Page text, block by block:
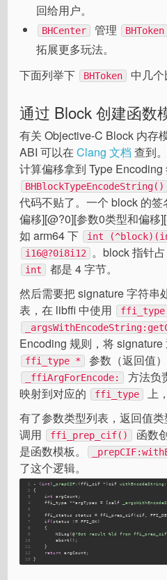
回给用户。
BHCenter 管理 BHToken
拓展更多玩法。
下面列举下
BHToken 中几个
通过 Block 创建函数
有关 Objective-C Block 内存
ABI 可以在Clang 文档 查到
计算偏移拿到 Type Encoding
BHBlockTypeEncodeString()
代码不贴了。一个 block 的
偏移][@?0][参数0类型和偏
如 arm64 下
int
i16@?0i8i12 。block 指针
int
都是 4 字节。
然后需要把 signature 字符串
表，在 libffi 中使用
ffi_type
Encoding 规则，将
ffi_type * 参数（返回值
_ffiArgForEncode:
方法负
映射到对应的
ffi_type
上
有了参数类型列表，返回值
调用
ffi_prep_cif() 函数
是函数模板。
了这个逻辑。
1
2
3
4
5
6
7
8
9
10
11
12
13
- (int ) _prepCIF: (ffi_cif *)cif withEncodeString:
{
int
argCount;
    ffi_type **argTypes = [self
ffi_status status = ffi_prep_cif(cif,
if (status != FFI_OK)
    {
        NSLog(@
"Got result %ld from
        abort();
    }
return
argCount;
}